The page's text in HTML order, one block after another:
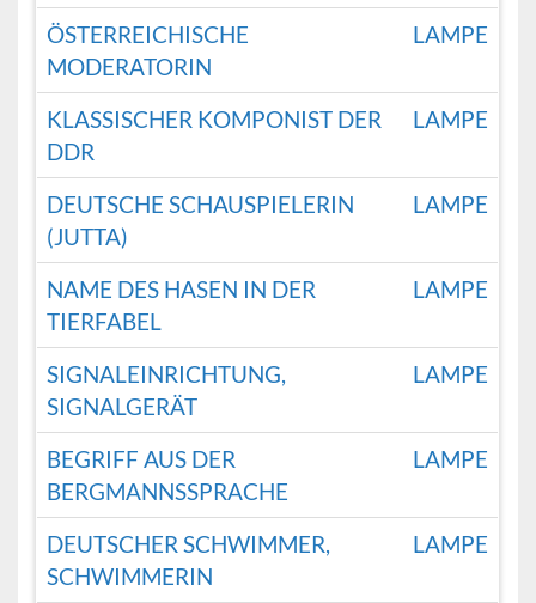
ÖSTERREICHISCHE
MODERATORIN
LAMPE
KLASSISCHER KOMPONIST DER
DDR
LAMPE
DEUTSCHE SCHAUSPIELERIN
(JUTTA)
LAMPE
NAME DES HASEN IN DER
TIERFABEL
LAMPE
SIGNALEINRICHTUNG,
SIGNALGERÄT
LAMPE
BEGRIFF AUS DER
BERGMANNSSPRACHE
LAMPE
DEUTSCHER SCHWIMMER,
SCHWIMMERIN
LAMPE